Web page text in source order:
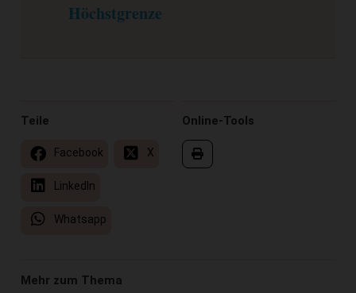
Höchstgrenze
Online-Tools
Teile
Facebook X
LinkedIn
Whatsapp
Mehr zum Thema